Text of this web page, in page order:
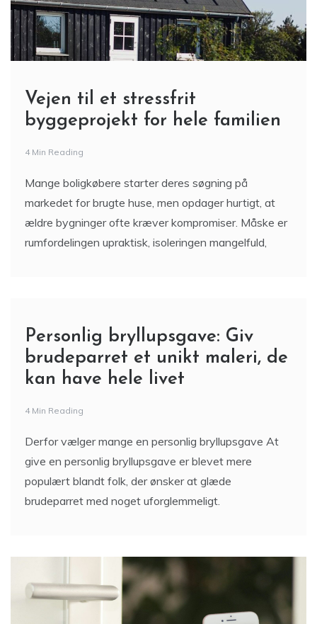
Vejen til et stressfrit
byggeprojekt for hele familien
4 Min Reading
Mange boligkøbere starter deres søgning på
markedet for brugte huse, men opdager hurtigt, at
ældre bygninger ofte kræver kompromiser. Måske er
rumfordelingen upraktisk, isoleringen mangelfuld,
Personlig bryllupsgave: Giv
brudeparret et unikt maleri, de
kan have hele livet
4 Min Reading
Derfor vælger mange en personlig bryllupsgave At
give en personlig bryllupsgave er blevet mere
populært blandt folk, der ønsker at glæde
brudeparret med noget uforglemmeligt.